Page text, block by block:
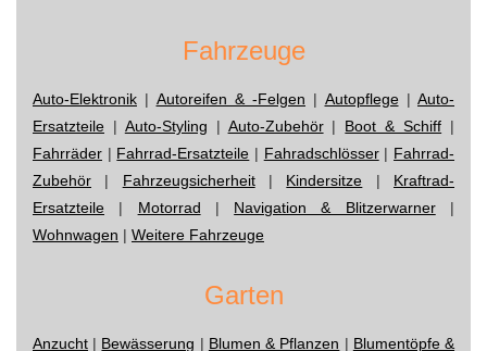
Fahrzeuge
Auto-Elektronik | Autoreifen & -Felgen | Autopflege| Auto-
Ersatzteile | Auto-Styling | Auto-Zubehör| Boot & Schiff |
Fahrräder | Fahrrad-Ersatzteile | Fahradschlösser| Fahrrad-
Zubehör | Fahrzeugsicherheit| Kindersitze | Kraftrad-
Ersatzteile | Motorrad | Navigation & Blitzerwarner|
Wohnwagen | Weitere Fahrzeuge
Garten
Anzucht | Bewässerung | Blumen & Pflanzen | Blumentöpfe &